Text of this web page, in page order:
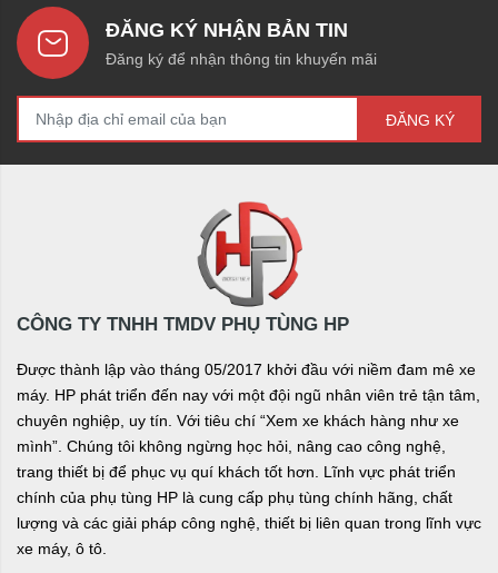
ĐĂNG KÝ NHẬN BẢN TIN
Đăng ký để nhận thông tin khuyến mãi
ĐĂNG KÝ
CÔNG TY TNHH TMDV PHỤ TÙNG HP
Được thành lập vào tháng 05/2017 khởi đầu với niềm đam mê xe
máy. HP phát triển đến nay với một đội ngũ nhân viên trẻ tận tâm,
chuyên nghiệp, uy tín. Với tiêu chí “Xem xe khách hàng như xe
mình”. Chúng tôi không ngừng học hỏi, nâng cao công nghệ,
trang thiết bị để phục vụ quí khách tốt hơn. Lĩnh vực phát triển
chính của phụ tùng HP là cung cấp phụ tùng chính hãng, chất
lượng và các giải pháp công nghệ, thiết bị liên quan trong lĩnh vực
xe máy, ô tô.